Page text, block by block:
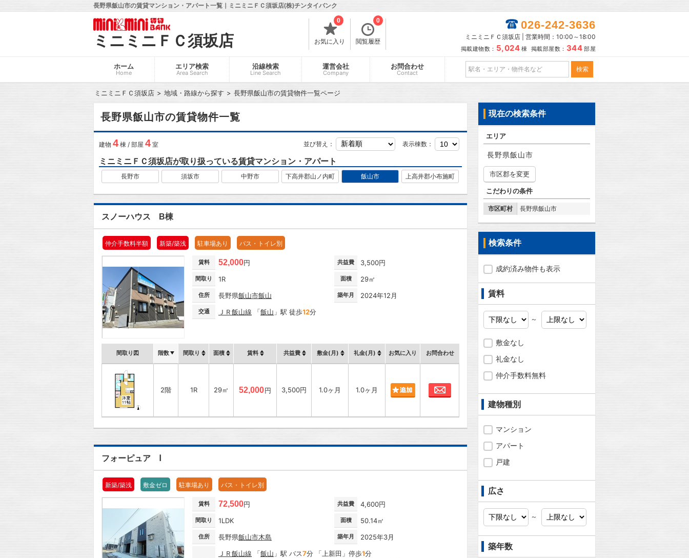
長野県飯山市の賃貸マンション・アパート一覧｜ミニミニＦＣ須坂店(株)チンタイバンク
ミニミニＦＣ須坂店 お気に入り
0
閲覧履歴
0 026-242-3636
ミニミニＦＣ須坂店 | 営業時間：10:00～18:00
掲載建物数： 5,024 棟 掲載部屋数： 344 部屋
ホーム
Home
エリア検索
Area Search
沿線検索
Line Search
運営会社
Company
お問合わせ
Contact
ミニミニＦＣ須坂店 地域・路線から探す 長野県飯山市の賃貸物件一覧ページ
長野県飯山市の賃貸物件一覧
建物 4 棟 / 部屋 4 室 並び替え：
ミニミニＦＣ須坂店が取り扱っている賃貸マンション・アパート
長野市 須坂市 中野市 下高井郡山ノ内町 飯山市 上高井郡小布施町
表示棟数：
スノーハウス B棟
仲介手数料半額 新築/築浅 駐車場あり バス・トイレ別
賃料 52,000円 共益費 3,500円
間取り 1R 面積 29㎡
住所 長野県飯山市飯山 築年月 2024年12月
交通 ＪＲ飯山線 「飯山 」駅 徒歩12分
間取り図 階数 間取り 面積 賃料 共益費 敷金(月) 礼金(月) お気に入り お問合わせ
2階 1R 29㎡ 52,000円 3,500円 1.0ヶ月 1.0ヶ月 お問合わせ
フォーピュア Ⅰ
新築/築浅 敷金ゼロ 駐車場あり バス・トイレ別
賃料 72,500円 共益費 4,600円
間取り 1LDK 面積 50.14㎡
住所 長野県飯山市木島 築年月 2025年3月
ＪＲ飯山線 「飯山 」駅 バス7分 「上新田」停歩1分
現在の検索条件
エリア
長野県飯山市
市区郡を変更
こだわりの条件
市区町村 長野県飯山市
検索条件
成約済み物件も表示
賃料
～
敷金なし
礼金なし
仲介手数料無料
建物種別
マンション
アパート
戸建
広さ
～
築年数